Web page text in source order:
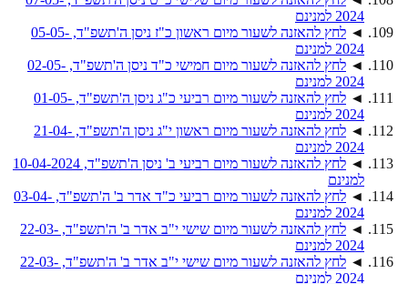
2024 למנינם
◄
לחץ להאזנה לשעור מיום ראשון כ"ז ניסן ה'תשפ"ד, 05-05-
2024 למנינם
◄
לחץ להאזנה לשעור מיום חמישי כ"ד ניסן ה'תשפ"ד, 02-05-
2024 למנינם
◄
לחץ להאזנה לשעור מיום רביעי כ"ג ניסן ה'תשפ"ד, 01-05-
2024 למנינם
◄
לחץ להאזנה לשעור מיום ראשון י"ג ניסן ה'תשפ"ד, 21-04-
2024 למנינם
◄
לחץ להאזנה לשעור מיום רביעי ב' ניסן ה'תשפ"ד, 10-04-2024
למנינם
◄
לחץ להאזנה לשעור מיום רביעי כ"ד אדר ב' ה'תשפ"ד, 03-04-
2024 למנינם
◄
לחץ להאזנה לשעור מיום שישי י"ב אדר ב' ה'תשפ"ד, 22-03-
2024 למנינם
◄
לחץ להאזנה לשעור מיום שישי י"ב אדר ב' ה'תשפ"ד, 22-03-
2024 למנינם